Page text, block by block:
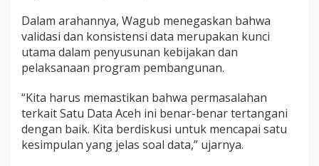
Dalam arahannya, Wagub menegaskan bahwa
validasi dan konsistensi data merupakan kunci
utama dalam penyusunan kebijakan dan
pelaksanaan program pembangunan.
“Kita harus memastikan bahwa permasalahan
terkait Satu Data Aceh ini benar-benar tertangani
dengan baik. Kita berdiskusi untuk mencapai satu
kesimpulan yang jelas soal data,” ujarnya.